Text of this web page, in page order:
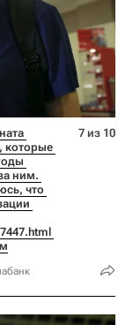
которые
ним.
что
7 из 10